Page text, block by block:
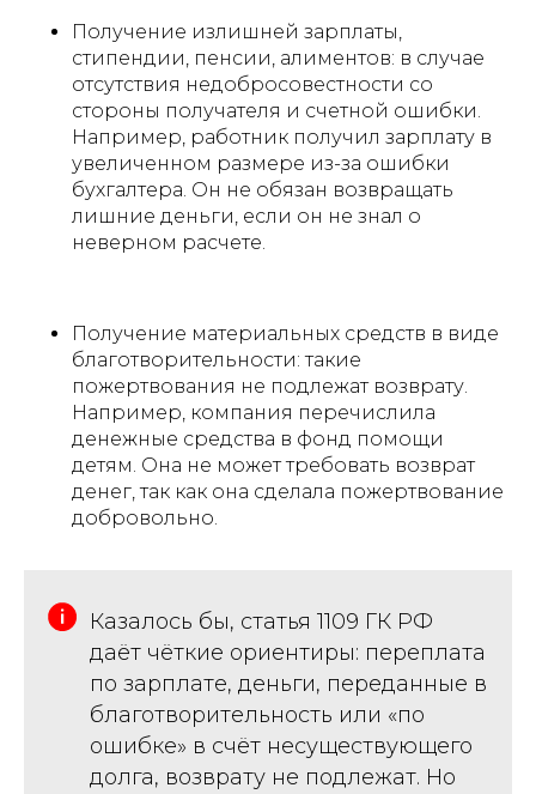
Получение излишней зарплаты,
стипендии, пенсии, алиментов: в случае
отсутствия недобросовестности со
стороны получателя и счетной ошибки.
Например, работник получил зарплату в
увеличенном размере из-за ошибки
бухгалтера. Он не обязан возвращать
лишние деньги, если он не знал о
неверном расчете.
Получение материальных средств в виде
благотворительности: такие
пожертвования не подлежат возврату.
Например, компания перечислила
денежные средства в фонд помощи
детям. Она не может требовать возврат
денег, так как она сделала пожертвование
добровольно.
Казалось бы, статья 1109 ГК РФ
даёт чёткие ориентиры: переплата
по зарплате, деньги, переданные в
благотворительность или «по
ошибке» в счёт несуществующего
долга, возврату не подлежат. Но